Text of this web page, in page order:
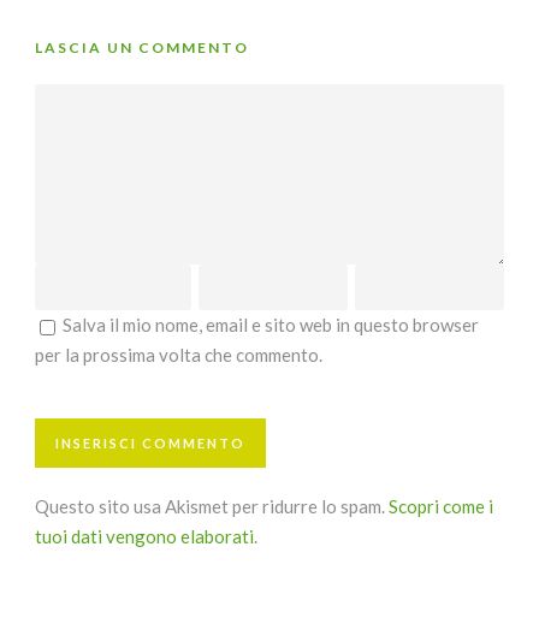
LASCIA UN COMMENTO
Salva il mio nome, email e sito web in questo browser
per la prossima volta che commento.
Questo sito usa Akismet per ridurre lo spam.Scopri come i
tuoi dati vengono elaborati.